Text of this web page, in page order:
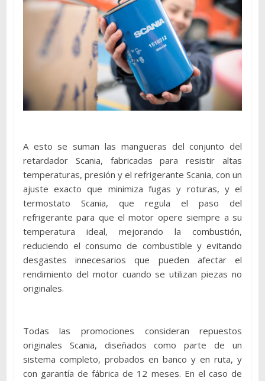
A esto se suman las mangueras del conjunto del
retardador Scania, fabricadas para resistir altas
temperaturas, presión y el refrigerante Scania, con un
ajuste exacto que minimiza fugas y roturas, y el
termostato Scania, que regula el paso del
refrigerante para que el motor opere siempre a su
temperatura ideal, mejorando la combustión,
reduciendo el consumo de combustible y evitando
desgastes innecesarios que pueden afectar el
rendimiento del motor cuando se utilizan piezas no
originales.
Todas las promociones consideran repuestos
originales Scania, diseñados como parte de un
sistema completo, probados en banco y en ruta, y
con garantía de fábrica de 12 meses. En el caso de